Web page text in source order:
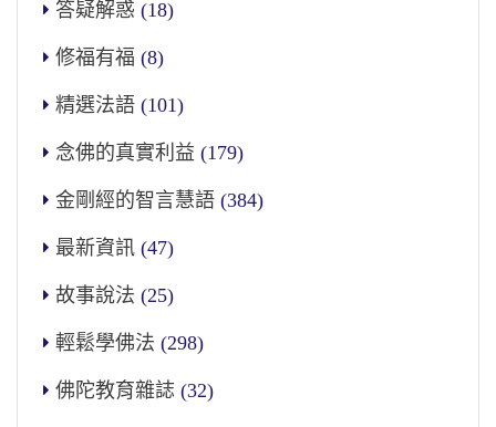
答疑解惑 (18)
修福有福 (8)
精選法語 (101)
念佛的真實利益 (179)
金剛經的智言慧語 (384)
最新資訊 (47)
故事說法 (25)
輕鬆學佛法 (298)
佛陀教育雜誌 (32)